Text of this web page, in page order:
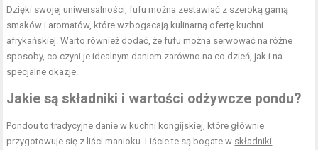
Dzięki swojej uniwersalności, fufu można zestawiać z szeroką gamą
smaków i aromatów, które wzbogacają kulinarną ofertę kuchni
afrykańskiej. Warto również dodać, że fufu można serwować na różne
sposoby, co czyni je idealnym daniem zarówno na co dzień, jak i na
specjalne okazje.
Jakie są składniki i wartości odżywcze pondu?
Pondou to tradycyjne danie w kuchni kongijskiej, które głównie
przygotowuje się z liści manioku. Liście te są bogate w składniki